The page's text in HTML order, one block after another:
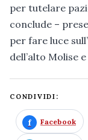
per tutelare
conclude –
per fare luce
dell’alto Molise
CONDIVIDI:
Facebook